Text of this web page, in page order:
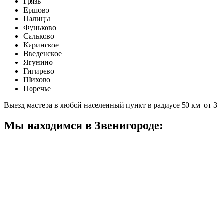
Ершово
Палицы
Фуньково
Сальково
Каринское
Введенское
Ягунино
Гигирево
Шихово
Поречье
Выезд мастера в любой населенный пункт в радиусе 50 км. от
Мы находимся в Звенигороде: